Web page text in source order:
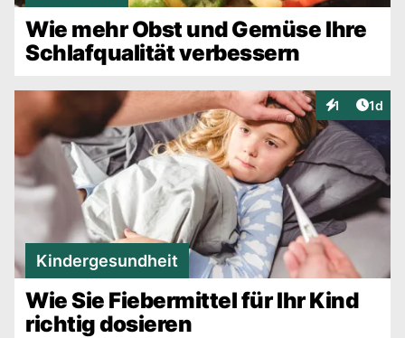
Wie mehr Obst und Gemüse Ihre
Schlafqualität verbessern
1
Interaktionen
1d
Kindergesundheit
Wie Sie Fiebermittel für Ihr Kind
richtig dosieren